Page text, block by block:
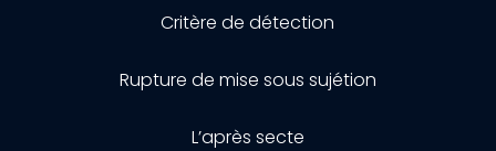
Critère de détection
Rupture de mise sous sujétion
L’après secte